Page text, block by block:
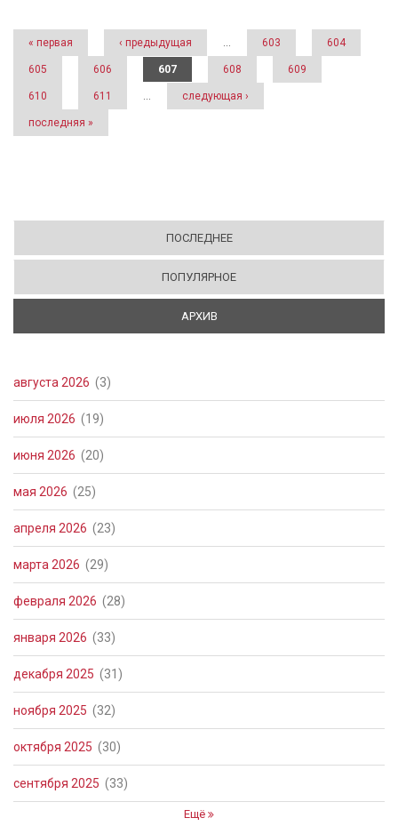
Страницы
« первая ‹ предыдущая … 603 604
605 606 607 608 609
610 611 … следующая ›
последняя »
ПОСЛЕДНЕЕ
ПОПУЛЯРНОЕ
АРХИВ
августа 2026 (3)
июля 2026 (19)
июня 2026 (20)
мая 2026 (25)
апреля 2026 (23)
марта 2026 (29)
февраля 2026 (28)
января 2026 (33)
декабря 2025 (31)
ноября 2025 (32)
октября 2025 (30)
сентября 2025 (33)
Ещё